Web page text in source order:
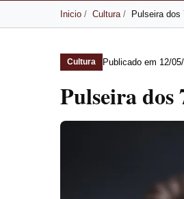
Inicio Cultura Pulseira
Cultura Publicado em 12/
Pulseira dos